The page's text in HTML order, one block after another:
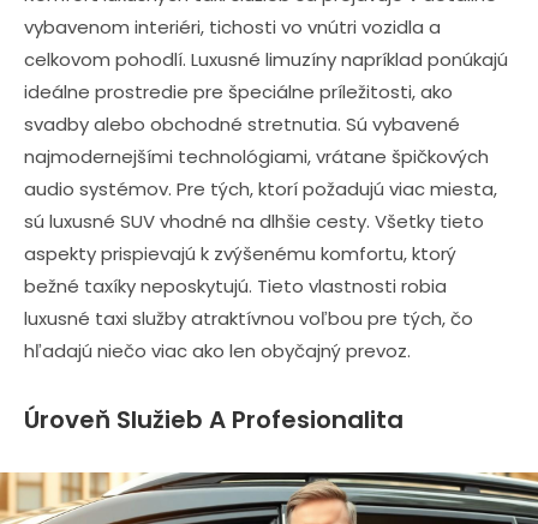
vybavenom interiéri, tichosti vo vnútri vozidla a
celkovom pohodlí. Luxusné limuzíny napríklad ponúkajú
ideálne prostredie pre špeciálne príležitosti, ako
svadby alebo obchodné stretnutia. Sú vybavené
najmodernejšími technológiami, vrátane špičkových
audio systémov. Pre tých, ktorí požadujú viac miesta,
sú luxusné SUV vhodné na dlhšie cesty. Všetky tieto
aspekty prispievajú k zvýšenému komfortu, ktorý
bežné taxíky neposkytujú. Tieto vlastnosti robia
luxusné taxi služby atraktívnou voľbou pre tých, čo
hľadajú niečo viac ako len obyčajný prevoz.
Úroveň Služieb A Profesionalita